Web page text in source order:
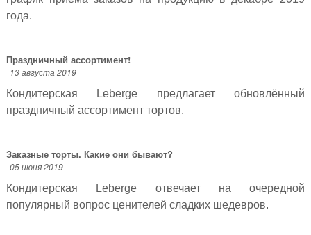
года.
Праздничный ассортимент!
13 августа 2019
Кондитерская Leberge предлагает обновлённый
праздничный ассортимент тортов.
Заказные торты. Какие они бывают?
05 июня 2019
Кондитерская Leberge отвечает на очередной
популярный вопрос ценителей сладких шедевров.